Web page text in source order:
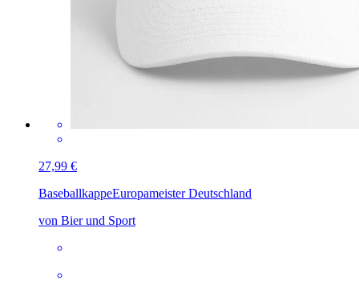
27,99 €
BaseballkappeEuropameister Deutschland
von Bier und Sport